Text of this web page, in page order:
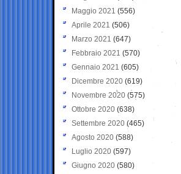
Maggio 2021 (556)
Aprile 2021 (506)
Marzo 2021 (647)
Febbraio 2021 (570)
Gennaio 2021 (605)
Dicembre 2020 (619)
Novembre 2020 (575)
Ottobre 2020 (638)
Settembre 2020(465)
Agosto 2020 (588)
Luglio 2020 (597)
Giugno 2020 (580)